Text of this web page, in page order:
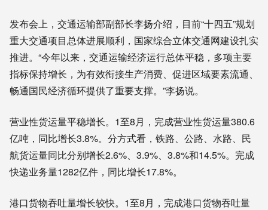
发布会上，交通运输部副部长李扬介绍，目前“十四五”规划
重大交通项目总体进展顺利，国家综合立体交通网建设扎实
推进。“今年以来，交通运输经济运行总体平稳，多项主要
指标保持增长，为有效衔接生产消费、促进区域要素流通、
畅通国民经济循环提供了重要支撑。”李扬说。
营业性货运量平稳增长。1至8月，完成营业性货运量380.6
亿吨，同比增长3.8%。分方式看，铁路、公路、水路、民
航货运量同比分别增长2.6%、3.9%、3.8%和14.5%。完成
快递业务量1282亿件，同比增长17.8%。
港口货物吞吐量增长较快。1至8月，完成港口货物吞吐量